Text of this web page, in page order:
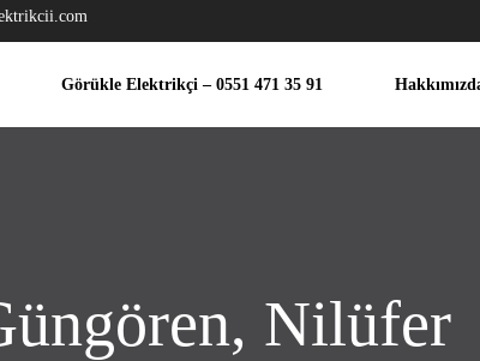
Görükle Elektrikçi – 0551 471 35 91
Nilüfer